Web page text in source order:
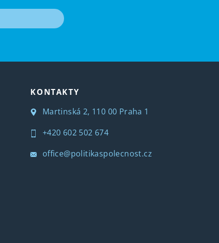
KONTAKTY
Martinská 2, 110 00 Praha 1
+420 602 502 674
office@politikaspolecnost.cz